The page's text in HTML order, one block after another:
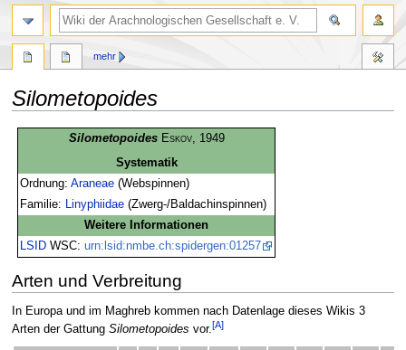
Silometopoides
Silometopoides Eskov, 1949
Systematik
Ordnung:Araneae (Webspinnen)
Familie:
Linyphiidae (Zwerg-/Baldachinspinnen)
Weitere Informationen
LSID WSC:urn:lsid:nmbe.ch:spidergen:01257
Arten und Verbreitung
In Europa und im Maghreb kommen nach Datenlage dieses Wikis 3
Arten der Gattung Silometopoides vor.[A]
mehr